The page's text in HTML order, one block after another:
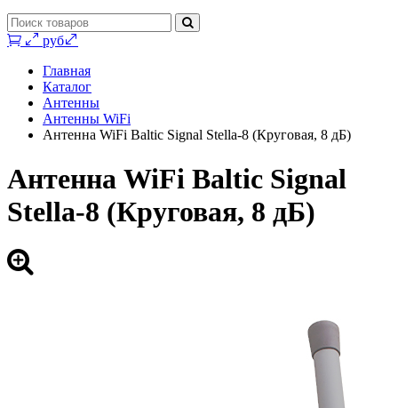
0 руб.
Главная
Каталог
Антенны
Антенны WiFi
Антенна WiFi Baltic Signal Stella-8 (Круговая, 8 дБ)
Антенна WiFi Baltic Signal
Stella-8 (Круговая, 8 дБ)